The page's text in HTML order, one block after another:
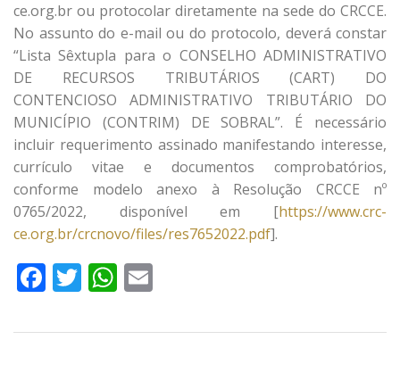
ce.org.br ou protocolar diretamente na sede do CRCCE.
No assunto do e-mail ou do protocolo, deverá constar
“Lista Sêxtupla para o CONSELHO ADMINISTRATIVO
DE RECURSOS TRIBUTÁRIOS (CART) DO
CONTENCIOSO ADMINISTRATIVO TRIBUTÁRIO DO
MUNICÍPIO (CONTRIM) DE SOBRAL”. É necessário
incluir requerimento assinado manifestando interesse,
currículo vitae e documentos comprobatórios,
conforme modelo anexo à Resolução CRCCE nº
0765/2022, disponível em [https://www.crc-
ce.org.br/crcnovo/files/res7652022.pdf].
Facebook
TwitterWhatsApp